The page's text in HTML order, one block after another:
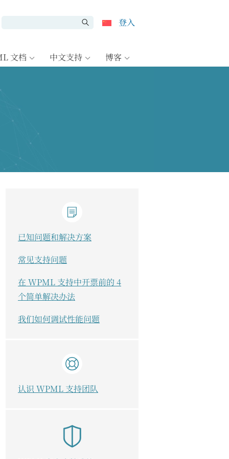
登入
文档 中文支持 博客
已知问题和解决方案
常见支持问题
在 WPML 支持中开票前的 4
个简单解决办法
我们如何调试性能问题
认识 WPML 支持团队